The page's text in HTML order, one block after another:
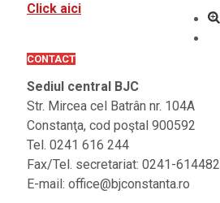
Click aici
CONTACT
Sediul central BJC
Str. Mircea cel Batrân nr. 104A
Constanţa, cod poştal 900592
Tel. 0241 616 244
Fax/Tel. secretariat: 0241-614482
E-mail: office@bjconstanta.ro